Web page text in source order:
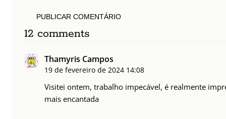
PUBLICAR COMENTÁRIO
12 comments
Thamyris Campos
19 de fevereiro de 2024 14:08
Visitei ontem, trabalho impecável, é realmente
mais encantada